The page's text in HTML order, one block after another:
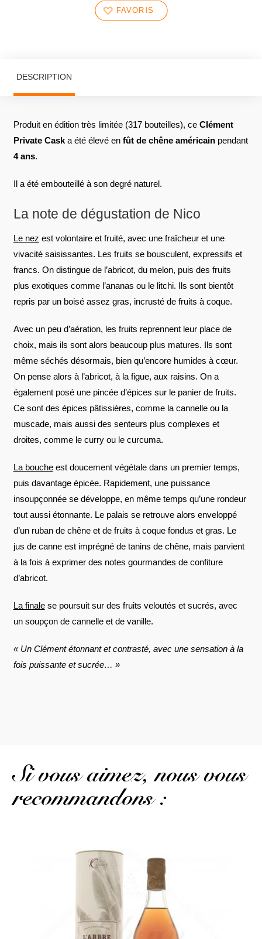
FAVORIS
DESCRIPTION
Produit en édition très limitée (317 bouteilles), ce Clément
Private Caska été élevé en fût de chêne américainpendant
4 ans.
Il a été embouteillé à son degré naturel.
La note de dégustation de Nico
Le nez est volontaire et fruité, avec une fraîcheur et une
vivacité saisissantes. Les fruits se bousculent, expressifs et
francs. On distingue de l’abricot, du melon, puis des fruits
plus exotiques comme l’ananas ou le litchi. Ils sont bientôt
repris par un boisé assez gras, incrusté de fruits à coque.
Avec un peu d’aération, les fruits reprennent leur place de
choix, mais ils sont alors beaucoup plus matures. Ils sont
même séchés désormais, bien qu’encore humides à cœur.
On pense alors à l’abricot, à la figue, aux raisins. On a
également posé une pincée d’épices sur le panier de fruits.
Ce sont des épices pâtissières, comme la cannelle ou la
muscade, mais aussi des senteurs plus complexes et
droites, comme le curry ou le curcuma.
La boucheest doucement végétale dans un premier temps,
puis davantage épicée. Rapidement, une puissance
insoupçonnée se développe, en même temps qu’une rondeur
tout aussi étonnante. Le palais se retrouve alors enveloppé
d’un ruban de chêne et de fruits à coque fondus et gras. Le
jus de canne est imprégné de tanins de chêne, mais parvient
à la fois à exprimer des notes gourmandes de confiture
d’abricot.
La finalese poursuit sur des fruits veloutés et sucrés, avec
un soupçon de cannelle et de vanille.
« Un Clément étonnant et contrasté, avec une sensation à la
fois puissante et sucrée… »
Si vous aimez, nous vous
recommandons :